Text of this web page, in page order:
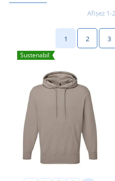
Afișez 1-
1 2 3
Sustenabil